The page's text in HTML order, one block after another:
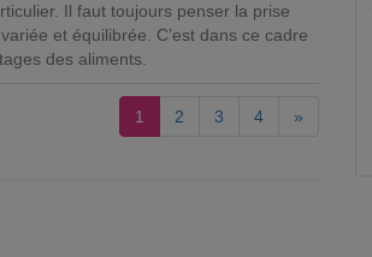
Il faut toujours penser la prise
et équilibrée. C’est dans ce cadre
des aliments.
1 2 3 4 »